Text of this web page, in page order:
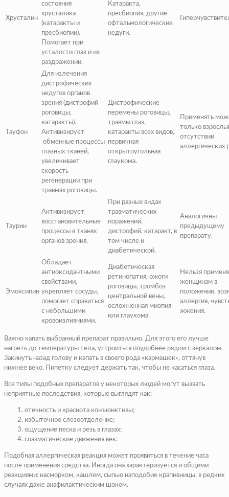
Хрусталин
состояния
хрусталика
(катаракты и
пресбиопии).
Помогает при
усталости глаз и их
раздражении.
Катаракта,
пресбиопия, другие
офтальмологические
недуги.
Тауфон
Для излечения
дистрофических
недугов органов
зрения (дистрофий
роговицы,
катаракты).
Активизирует
обменные процессы
глазных тканей,
увеличивает
скорость
регенерации при
травмах роговицы.
Дистрофические
перемены роговицы,
травмы глаз,
катаракты всех видов,
первичная
открытоугольная
глаукома.
Применять
только
отсутствии
аллергических
Таурин
Активизирует
восстановительные
процессы в тканях
органов зрения.
При разных видах
травматических
поражений,
дистрофий, катаракт, в
том числе и
диабетической.
Аналогичны
предыдущему
препарату.
Эмоксипин
Обладает
антиоксидантными
свойствами,
укрепляет сосуды,
помогает справиться
с небольшими
кровоизлияниями.
Диабетическая
ретинопатия, ожоги
роговицы, тромбоз
центральной вены,
осложненная миопия
или глаукома.
Нельзя
женщинам в
положении,
аллергия,
жжения.
Важно капать выбранный препарат правильно. Для этого его лучше
нагреть до температуры тела, устроиться поудобнее рядом с зеркалом.
Закинуть назад голову и капать в своего рода «кармашек», оттянув
нижнее веко. Пипетку следует держать так, чтобы не касаться глаза.
Все типы подобных препаратов у некоторых людей могут вызвать
неприятные последствия, которые выглядят как:
отечность и краснота конъюнктивы;
избыточное слезоотделение;
ощущение песка и резь в глазах;
спазматические движения век.
Подобная аллергическая реакция может проявиться в течение часа
после применения средства. Иногда она характеризуется и общими
реакциями: насморком, кашлем, сыпью наподобие крапивницы, в редких
случаях даже анафилактическим шоком.